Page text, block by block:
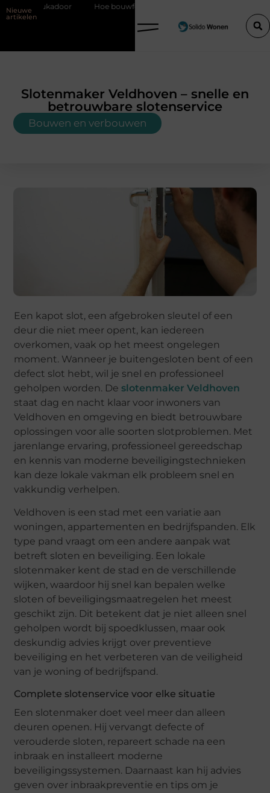
Nieuwe
artikelen
Hoe bouwfolie zorgt voor een sterker en droger bouwproject
Slotenmaker Veldhoven – snelle en
betrouwbare slotenservice
Bouwen en verbouwen
Een kapot slot, een afgebroken sleutel of een
deur die niet meer opent, kan iedereen
overkomen, vaak op het meest ongelegen
moment. Wanneer je buitengesloten bent of een
defect slot hebt, wil je snel en professioneel
geholpen worden. De slotenmaker Veldhoven
staat dag en nacht klaar voor inwoners van
Veldhoven en omgeving en biedt betrouwbare
oplossingen voor alle soorten slotproblemen. Met
jarenlange ervaring, professioneel gereedschap
en kennis van moderne beveiligingstechnieken
kan deze lokale vakman elk probleem snel en
vakkundig verhelpen.
Veldhoven is een stad met een variatie aan
woningen, appartementen en bedrijfspanden. Elk
type pand vraagt om een andere aanpak wat
betreft sloten en beveiliging. Een lokale
slotenmaker kent de stad en de verschillende
wijken, waardoor hij snel kan bepalen welke
sloten of beveiligingsmaatregelen het meest
geschikt zijn. Dit betekent dat je niet alleen snel
geholpen wordt bij spoedklussen, maar ook
deskundig advies krijgt over preventieve
beveiliging en het verbeteren van de veiligheid
van je woning of bedrijfspand.
Complete slotenservice voor elke situatie
Een slotenmaker doet veel meer dan alleen
deuren openen. Hij vervangt defecte of
verouderde sloten, repareert schade na een
inbraak en installeert moderne
beveiligingssystemen. Daarnaast kan hij advies
geven over inbraakpreventie en tips om je